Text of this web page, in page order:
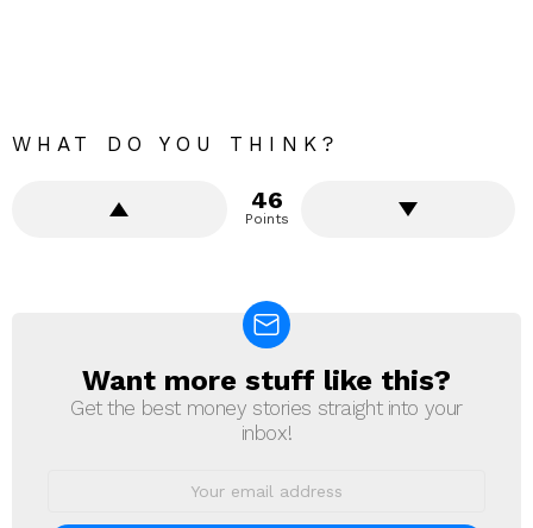
WHAT DO YOU THINK?
46
Points
NEWSLETTER
Want more stuff like this?
Get the best money stories straight into your
inbox!